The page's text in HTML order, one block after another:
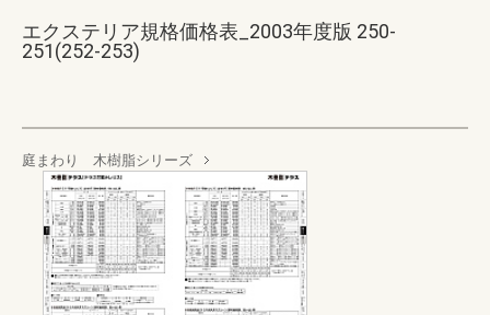
エクステリア規格価格表_2003年度版 250-
251(252-253)
庭まわり 木樹脂シリーズ